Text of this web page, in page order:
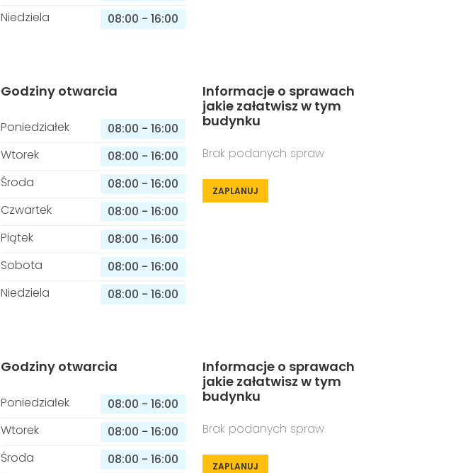
Niedziela
08:00 - 16:00
Godziny otwarcia
Poniedziałek 08:00 - 16:00
Wtorek
08:00 - 16:00
Środa
08:00 - 16:00
Czwartek
08:00 - 16:00
Piątek
08:00 - 16:00
Sobota
08:00 - 16:00
Niedziela
08:00 - 16:00
Informacje o sprawach
jakie załatwisz w tym
budynku
Brak podanych spraw
ZAPLANUJ
Godziny otwarcia
Poniedziałek 08:00 - 16:00
Wtorek
08:00 - 16:00
Środa
08:00 - 16:00
Informacje o sprawach
jakie załatwisz w tym
budynku
Brak podanych spraw
ZAPLANUJ